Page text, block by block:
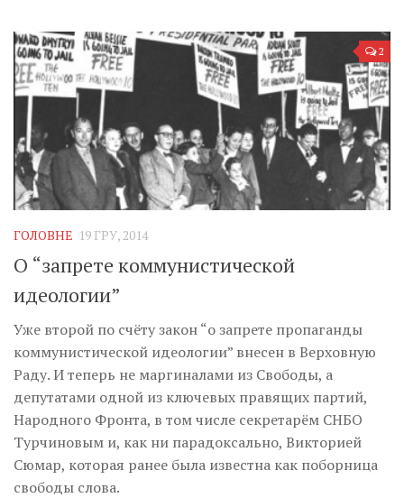
2
ГОЛОВНЕ 19 ГРУ, 2014
О “запрете коммунистической
идеологии”
Уже второй по счёту закон “о запрете пропаганды
коммунистической идеологии” внесен в Верховную
Раду. И теперь не маргиналами из Свободы, а
депутатами одной из ключевых правящих партий,
Народного Фронта, в том числе секретарём СНБО
Турчиновым и, как ни парадоксально, Викторией
Сюмар, которая ранее была известна как поборница
свободы слова.